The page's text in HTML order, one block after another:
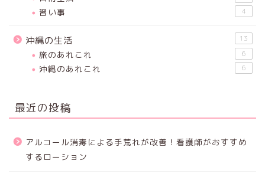
習い事 4
沖縄の生活 13
旅のあれこれ 6
沖縄のあれこれ 6
最近の投稿
アルコール消毒による手荒れが改善！看護師がおすすめ
するローション